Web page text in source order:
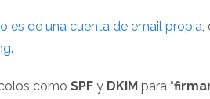
es de una cuenta de email propia
.
como SPF y DKIM para “